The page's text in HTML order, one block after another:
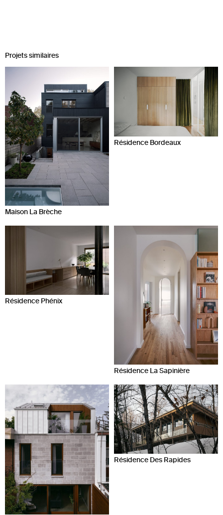
Projets similaires
Maison La Brèche
Résidence Bordeaux
Résidence Phénix
Résidence La Sapinière
Résidence Des Rapides